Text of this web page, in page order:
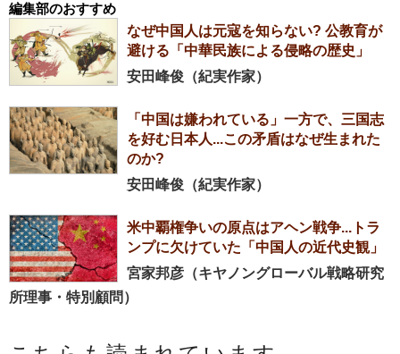
編集部のおすすめ
なぜ中国人は元寇を知らない? 公教育が
避ける「中華民族による侵略の歴史」
安田峰俊（紀実作家）
「中国は嫌われている」一方で、三国志
を好む日本人...この矛盾はなぜ生まれた
のか?
安田峰俊（紀実作家）
米中覇権争いの原点はアヘン戦争...トラ
ンプに欠けていた「中国人の近代史観」
宮家邦彦（キヤノングローバル戦略研究
所理事・特別顧問）